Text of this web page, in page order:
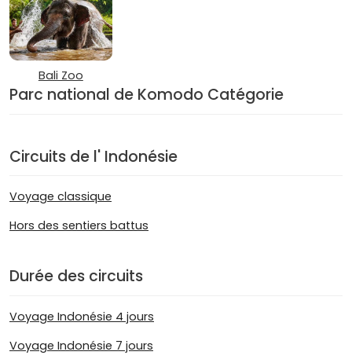
Bali Zoo
Parc national de Komodo Catégorie
Circuits de l' Indonésie
Voyage classique
Hors des sentiers battus
Durée des circuits
Voyage Indonésie 4 jours
Voyage Indonésie 7 jours